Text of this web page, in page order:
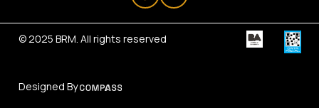
© 2025 BRM. All rights reserved
Designed By